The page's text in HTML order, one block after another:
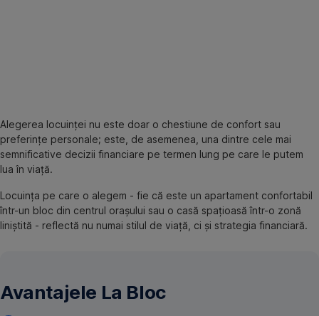
Alegerea locuinței nu este doar o chestiune de confort sau
preferințe personale; este, de asemenea, una dintre cele mai
semnificative decizii financiare pe termen lung pe care le putem
lua în viață.
Locuința pe care o alegem - fie că este un apartament confortabil
într-un bloc din centrul orașului sau o casă spațioasă într-o zonă
liniștită - reflectă nu numai stilul de viață, ci și strategia financiară.
Avantajele La Bloc